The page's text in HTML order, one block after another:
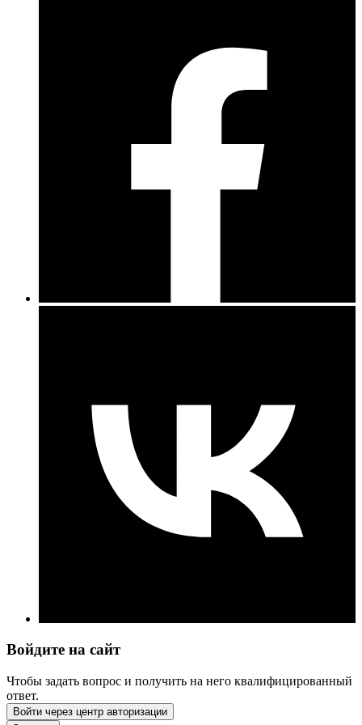
Войдите на сайт
Чтобы задать вопрос и получить на него квалифицированный
ответ.
Войти через центр авторизации